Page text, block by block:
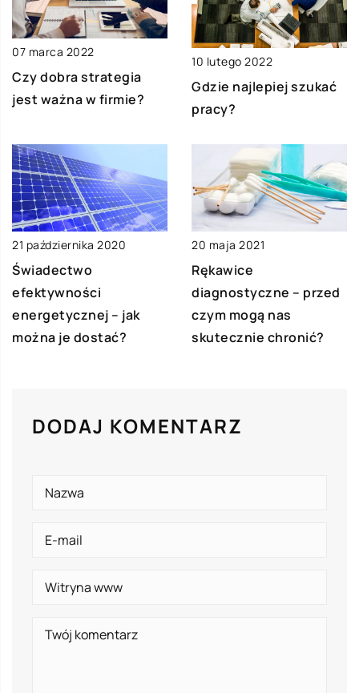
07 marca 2022
Czy dobra strategia
jest ważna w firmie?
10 lutego 2022
Gdzie najlepiej szukać
pracy?
21 października 2020
Świadectwo
efektywności
energetycznej – jak
można je dostać?
20 maja 2021
Rękawice
diagnostyczne – przed
czym mogą nas
skutecznie chronić?
DODAJ KOMENTARZ